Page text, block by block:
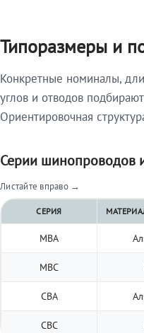
Типоразмеры и
Конкретные номиналы,
углов и отводов
Ориентировочная
Серии шинопроводов
Листайте вправо →
СЕРИЯ
МВА
МВС
СВА
СВС